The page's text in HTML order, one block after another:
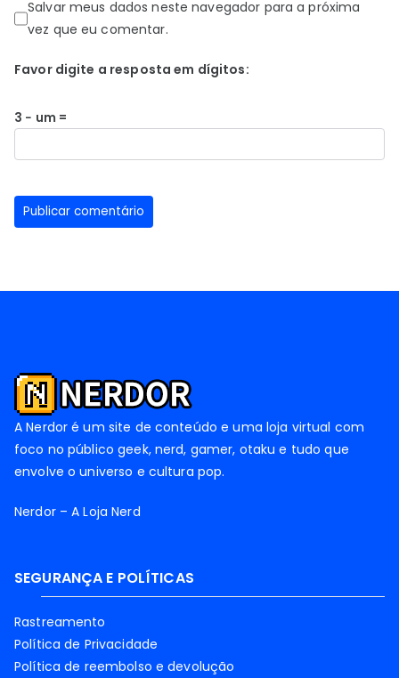
Salvar meus dados neste navegador para a próxima
vez que eu comentar.
Favor digite a resposta em dígitos:
3 − um =
A Nerdor é um site de conteúdo e uma loja virtual com
foco no público geek, nerd, gamer, otaku e tudo que
envolve o universo e cultura pop.
Nerdor – A Loja Nerd
SEGURANÇA E POLÍTICAS
Rastreamento
Política de Privacidade
Política de reembolso e devolução